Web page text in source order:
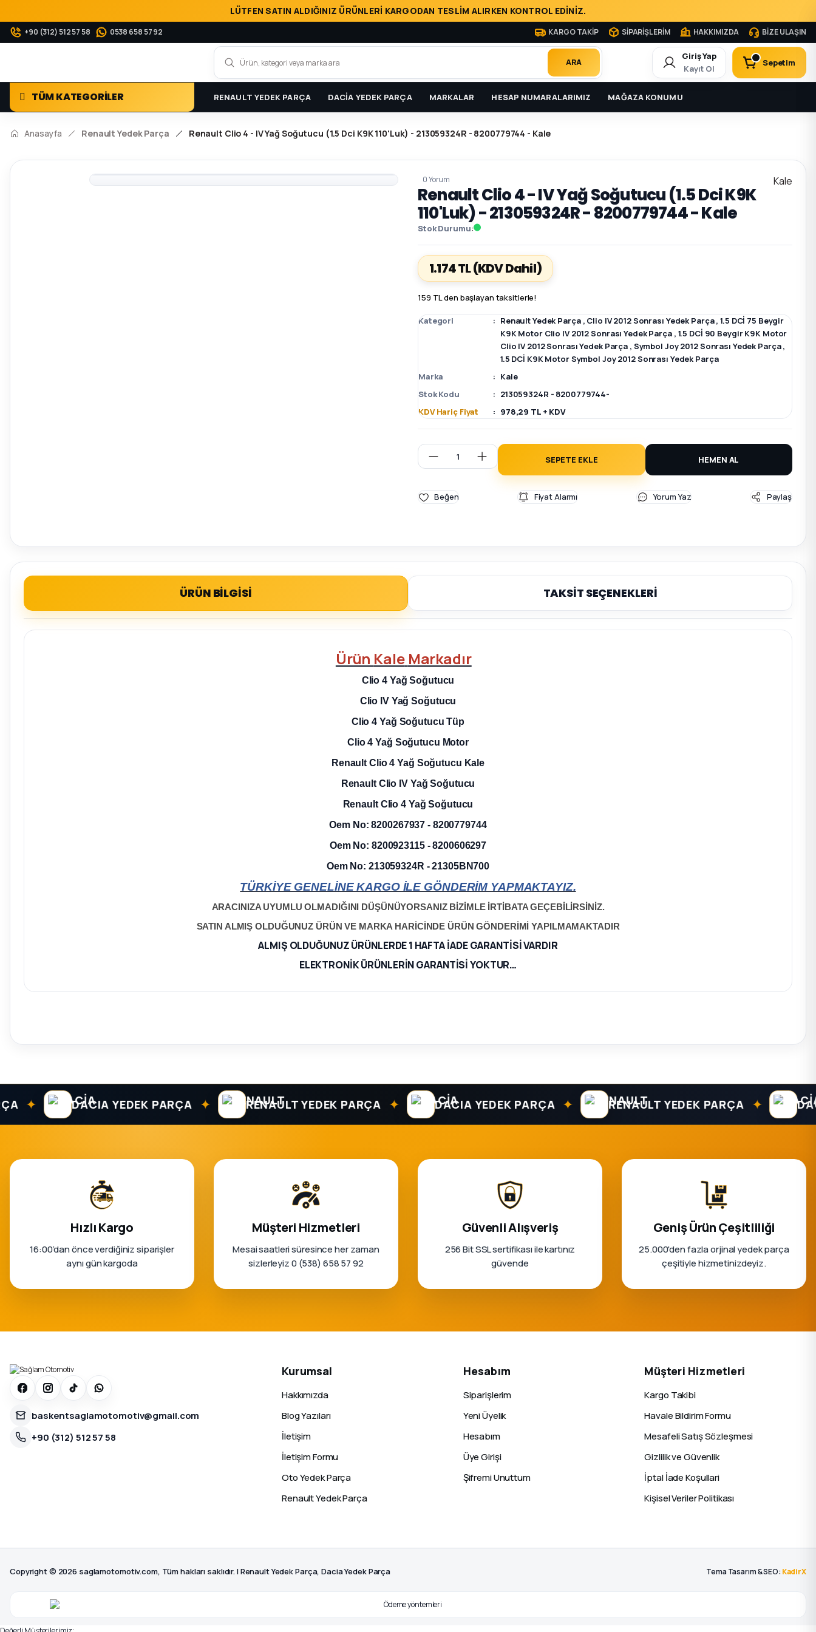
LÜTFEN SATIN ALDIĞINIZ ÜRÜNLERİ KARGODAN TESLİM ALIRKEN KONTROL EDİNİZ.
+90 (312) 512 57 58 0538 658 57 92 KARGO TAKİP SİPARİŞLERİM HAKKIMIZDA BİZE ULAŞIN
ARA
Giriş Yap
Kayıt Ol
Sepetim
TÜM KATEGORİLER RENAULT YEDEK PARÇA DACİA YEDEK PARÇA MARKALAR HESAP NUMARALARIMIZ MAĞAZA KONUMU
Anasayfa Renault Yedek Parça Renault Clio 4 - IV Yağ Soğutucu (1.5 Dci K9K 110'Luk) - 213059324R - 8200779744 - Kale
0 Yorum
Renault Clio 4 - IV Yağ Soğutucu (1.5 Dci K9K
110'Luk) - 213059324R - 8200779744 - Kale
Stok Durumu
Kale
1.174 TL(KDV Dahil)
159 TL den başlayan taksitlerle!
Kategori Renault Yedek Parça , Clio IV 2012 Sonrası Yedek Parça,1.5 DCİ 75 Beygir
K9K Motor Clio IV 2012 Sonrası Yedek Parça , 1.5 DCİ 90 Beygir K9K Motor
Clio IV 2012 Sonrası Yedek Parça , Symbol Joy 2012 Sonrası Yedek Parça,
1.5 DCİ K9K Motor Symbol Joy 2012 Sonrası Yedek Parça
Marka
Kale
Stok Kodu
213059324R - 8200779744-
KDV Hariç Fiyat
978,29 TL + KDV
SEPETE EKLE HEMEN AL
Fiyat Alarmı Yorum Yaz Paylaş
ÜRÜN BİLGİSİ TAKSİT SEÇENEKLERİ
Ürün Kale Markadır
Clio4 Yağ Soğutucu
Clio IV Yağ Soğutucu
Clio 4Yağ Soğutucu Tüp
Clio 4 Yağ Soğutucu Motor
Renault Clio 4 Yağ Soğutucu Kale
Renault Clio IV Yağ Soğutucu
Renault Clio 4 Yağ Soğutucu
Oem No: 8200267937 - 8200779744
Oem No: 8200923115 - 8200606297
Oem No: 213059324R - 21305BN700
TÜRKİYE GENELİNE KARGO İLE GÖNDERİM YAPMAKTAYIZ.
ARACINIZA UYUMLU OLMADIĞINI DÜŞÜNÜYORSANIZ BİZİMLE İRTİBATA GEÇEBİLİRSİNİZ.
SATIN ALMIŞ OLDUĞUNUZ ÜRÜN VE MARKA HARİCİNDE ÜRÜN GÖNDERİMİ YAPILMAMAKTADIR
ALMIŞ OLDUĞUNUZ ÜRÜNLERDE 1 HAFTA İADE GARANTİSİ VARDIR
ELEKTRONİK ÜRÜNLERİN GARANTİSİ YOKTUR…
DACIA YEDEK PARÇA ✦ RENAULT YEDEK PARÇA ✦ DACIA YEDEK PARÇA ✦ RENAULT YEDEK PARÇA ✦ DACIA
Hızlı Kargo
16:00’dan önce verdiğiniz siparişler
aynı gün kargoda
Müşteri Hizmetleri
Mesai saatleri süresince her zaman
sizlerleyiz 0 (538) 658 57 92
Güvenli Alışveriş
256 Bit SSL sertifikası ile kartınız
güvende
Geniş Ürün Çeşitliliği
25.000'den fazla orjinal yedek parça
çeşitiyle hizmetinizdeyiz.
baskentsaglamotomotiv@gmail.com
+90 (312) 512 57 58
Kurumsal
Hakkımızda
Blog Yazıları
İletişim
İletişim Formu
Oto Yedek Parça
Renault Yedek Parça
Hesabım
Siparişlerim
Yeni Üyelik
Hesabım
Üye Girişi
Şifremi Unuttum
Müşteri Hizmetleri
Kargo Takibi
Havale Bildirim Formu
Mesafeli Satış Sözleşmesi
Gizlilik ve Güvenlik
İptal İade Koşullari
Kişisel Veriler Politikası
Copyright © 2026 saglamotomotiv.com, Tüm hakları saklıdır. | Renault Yedek Parça, Dacia Yedek Parça Tema Tasarım & SEO: KadirX